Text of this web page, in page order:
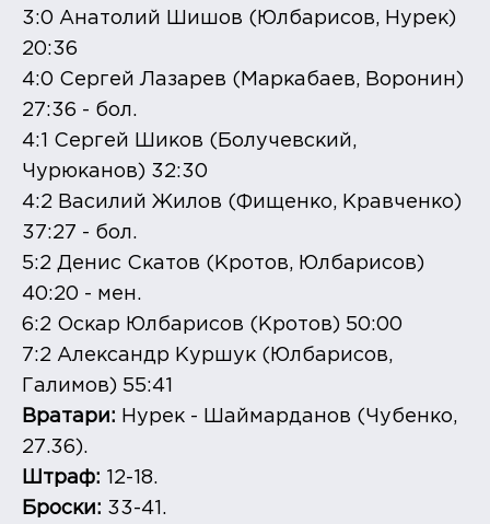
3:0 Анатолий Шишов (Юлбарисов, Нурек)
20:36
4:0 Сергей Лазарев (Маркабаев, Воронин)
27:36 - бол.
4:1 Сергей Шиков (Болучевский,
Чурюканов) 32:30
4:2 Василий Жилов (Фищенко, Кравченко)
37:27 - бол.
5:2 Денис Скатов (Кротов, Юлбарисов)
40:20 - мен.
6:2 Оскар Юлбарисов (Кротов) 50:00
7:2 Александр Куршук (Юлбарисов,
Галимов) 55:41
Вратари: Нурек - Шаймарданов (Чубенко,
27.36).
Штраф: 12-18.
Броски: 33-41.